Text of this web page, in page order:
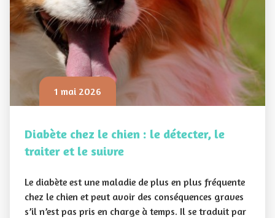
1 mai 2026
Diabète chez le chien : le détecter, le
traiter et le suivre
Le diabète est une maladie de plus en plus fréquente
chez le chien et peut avoir des conséquences graves
s’il n’est pas pris en charge à temps. Il se traduit par